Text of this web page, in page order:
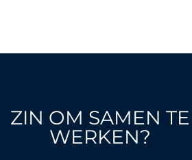
ZIN OM SAMEN TE
WERKEN?